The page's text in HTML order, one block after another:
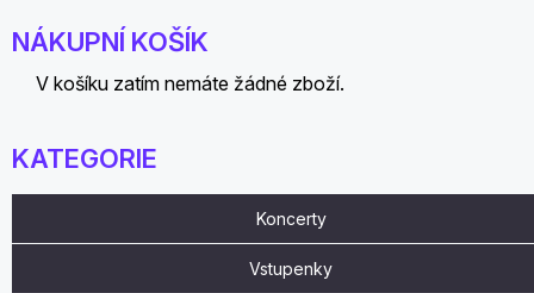
NÁKUPNÍ KOŠÍK
V košíku zatím nemáte žádné zboží.
KATEGORIE
Koncerty
Vstupenky